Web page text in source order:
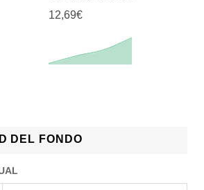
12,69€
DEL FONDO